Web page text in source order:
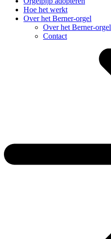
Hoe het werkt
Over het Berner-orgel
Over het Berner-orgel
Contact